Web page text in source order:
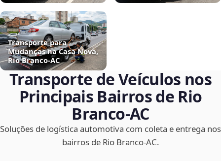
Transporte para
Mudanças na Casa Nova,
Rio Branco‑AC
Transporte de Veículos nos
Principais Bairros de Rio
Branco‑AC
Soluções de logística automotiva com coleta e entrega nos
bairros de Rio Branco‑AC.